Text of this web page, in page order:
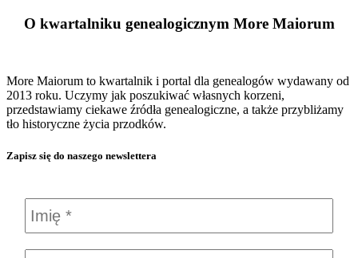
O kwartalniku genealogicznym More Maiorum
More Maiorum to kwartalnik i portal dla genealogów wydawany od
2013 roku. Uczymy jak poszukiwać własnych korzeni,
przedstawiamy ciekawe źródła genealogiczne, a także przybliżamy
tło historyczne życia przodków.
Zapisz się do naszego newslettera